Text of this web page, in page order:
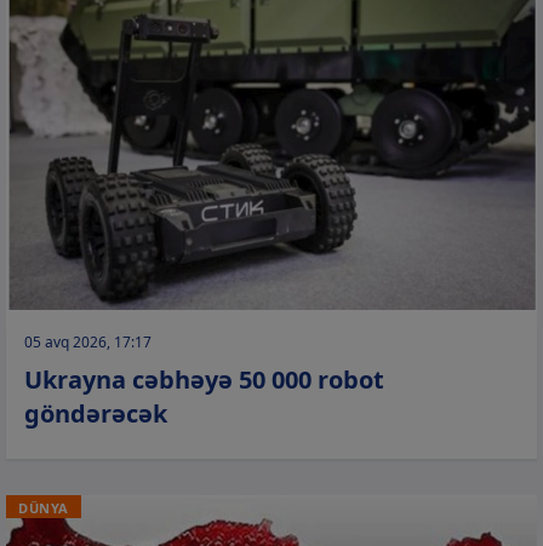
05 avq 2026, 17:17
Ukrayna cəbhəyə 50 000 robot
göndərəcək
DÜNYA